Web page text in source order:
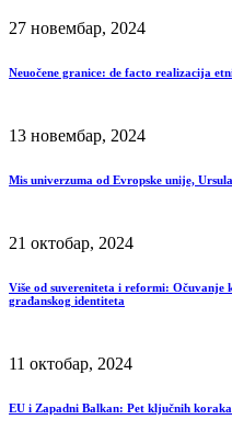
27 новембар, 2024
Neuočene granice: de facto realizacija
13 новембар, 2024
Mis univerzuma od Evropske unije,
21 октобар, 2024
Više od suvereniteta i reformi: Očuvanje
građanskog identiteta
11 октобар, 2024
EU i Zapadni Balkan: Pet ključnih